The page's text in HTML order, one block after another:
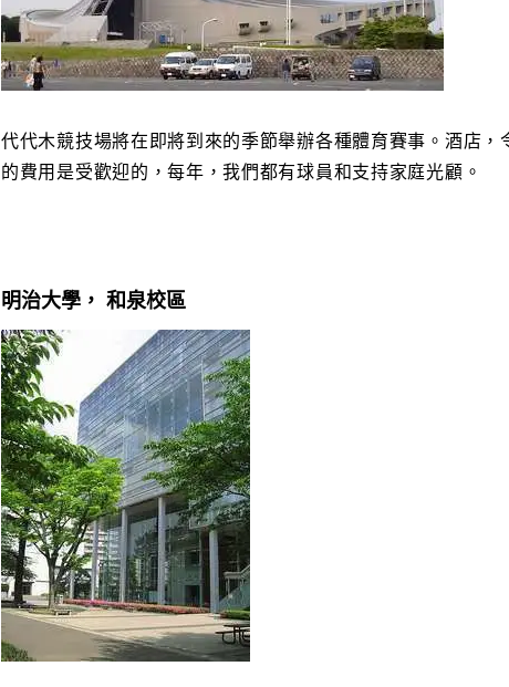
代代木競技場將在即將到來的季節舉辦各種體育賽事。酒店，
的費用是受歡迎的，每年，我們都有球員和支持家庭光顧。
明治大學， 和泉校區